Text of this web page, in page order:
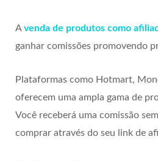
Avenda de produtos como
ganhar comissões promovendo
Plataformas como Hotmart,
oferecem uma ampla gama de
Você receberá uma comissão
comprar através do seu link de